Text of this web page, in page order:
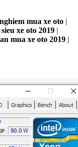
mua xe oto |
sieu xe oto 2019 |
mua xe oto 2019 |